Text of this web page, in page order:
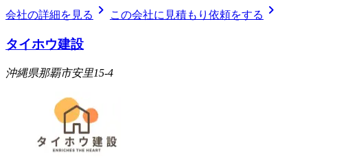
会社の詳細を見る chevron_right この会社に見積もり依頼をする chevron_right
タイホウ建設
沖縄県那覇市安里15-4